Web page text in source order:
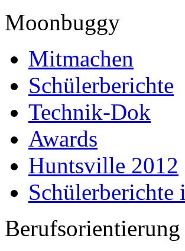
Moonbuggy
Mitmachen
Schülerberichte
Technik-Dok
Awards
Huntsville 2012
Schülerberichte
Berufsorientierung